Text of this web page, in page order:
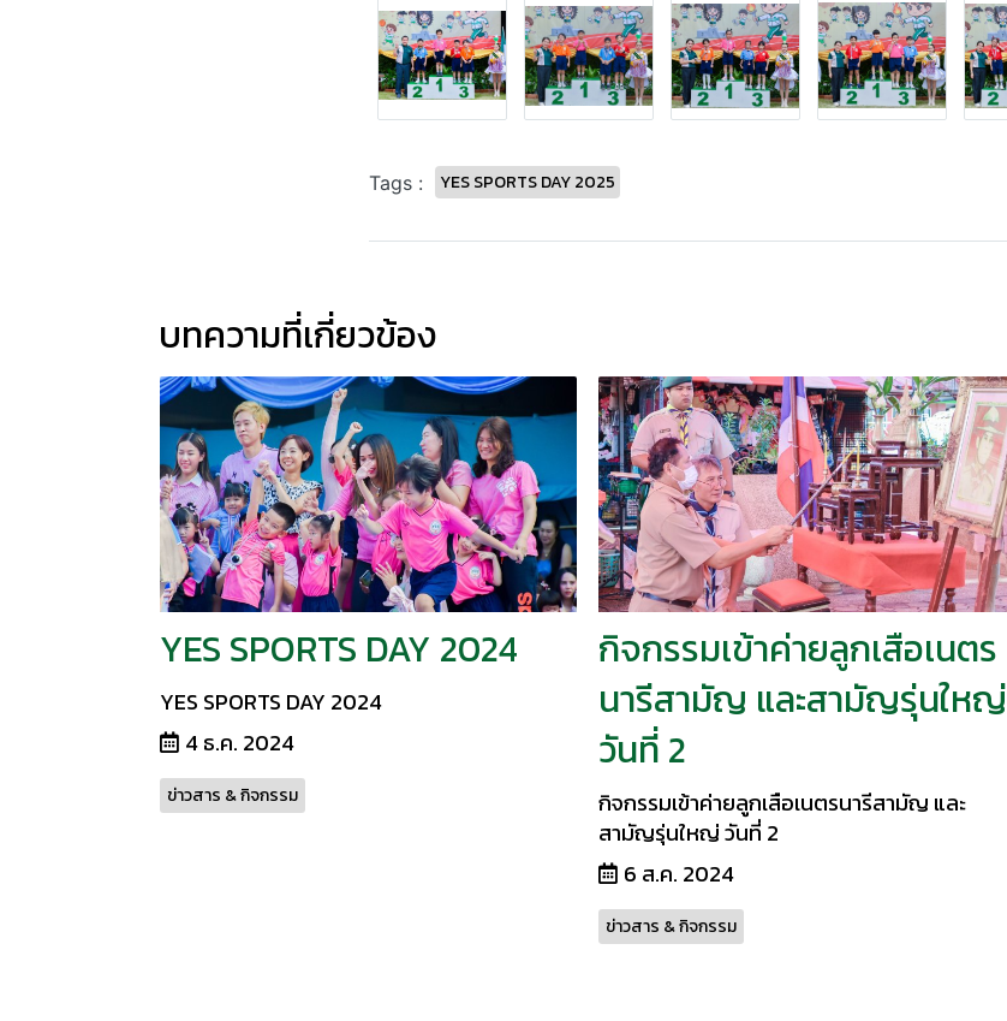
Tags : YES SPORTS DAY 2025
บทความที่เกี่ยวข้อง
YES SPORTS DAY 2024
YES SPORTS DAY 2024
4 ธ.ค. 2024
ข่าวสาร & กิจกรรม
กิจกรรมเข้าค่ายลูกเสือเนตร
นารีสามัญ และสามัญรุ่นใหญ่
วันที่ 2
กิจกรรมเข้าค่ายลูกเสือเนตรนารีสามัญ และ
สามัญรุ่นใหญ่ วันที่ 2
6 ส.ค. 2024
ข่าวสาร & กิจกรรม